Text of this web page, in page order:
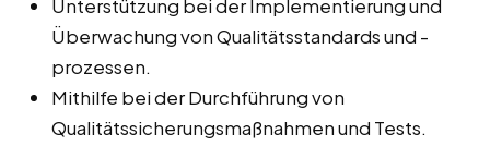
Unterstützung bei der Implementierung und
Überwachung von Qualitätsstandards und -
prozessen.
Mithilfe bei der Durchführung von
Qualitätssicherungsmaßnahmen und Tests.